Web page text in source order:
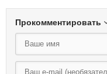
Прокомментировать